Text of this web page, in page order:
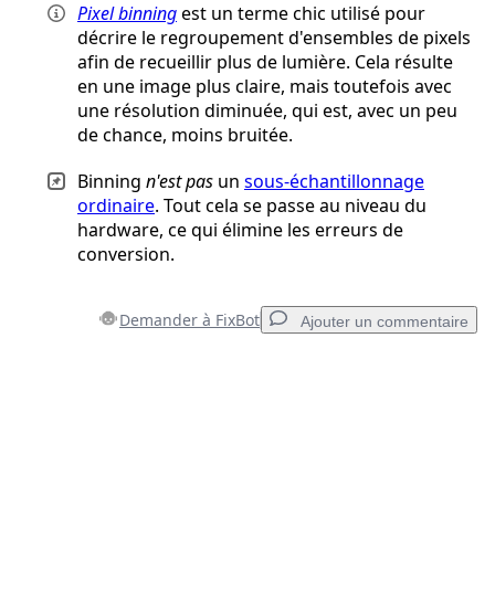
Pixel binningest un terme chic utilisé pour
décrire le regroupement d'ensembles de pixels
afin de recueillir plus de lumière. Cela résulte
en une image plus claire, mais toutefois avec
une résolution diminuée, qui est, avec un peu
de chance, moins bruitée.
Binning n'est pas un sous-échantillonnage
ordinaire. Tout cela se passe au niveau du
hardware, ce qui élimine les erreurs de
conversion.
Demander à FixBot Ajouter un commentaire